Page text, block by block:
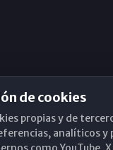
de cookies
propias y de
analíticos y